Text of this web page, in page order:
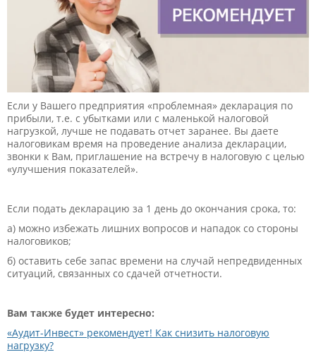
Если у Вашего предприятия «проблемная» декларация по
прибыли, т.е. с убытками или с маленькой налоговой
нагрузкой, лучше не подавать отчет заранее. Вы даете
налоговикам время на проведение анализа декларации,
звонки к Вам, приглашение на встречу в налоговую с целью
«улучшения показателей».
Если подать декларацию за 1 день до окончания срока, то:
а) можно избежать лишних вопросов и нападок со стороны
налоговиков;
б) оставить себе запас времени на случай непредвиденных
ситуаций, связанных со сдачей отчетности.
Вам также будет интересно:
«Аудит-Инвест» рекомендует! Как снизить налоговую
нагрузку?